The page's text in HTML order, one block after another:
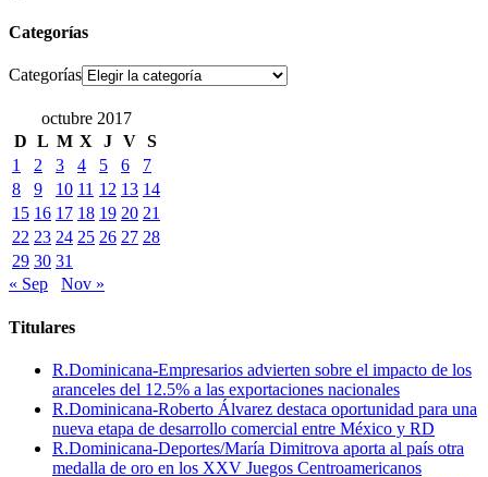
Categorías
Categorías
octubre 2017
D L M X J V S
1
2 3 4 5 6
7
8
9 10 11 12 13 14
15 16 17 18 19 20 21
22 23 24 25 26 27 28
29 30 31
« Sep
Nov »
Titulares
R.Dominicana-Empresarios advierten sobre el impacto de los
aranceles del 12.5% a las exportaciones nacionales
R.Dominicana-Roberto Álvarez destaca oportunidad para una
nueva etapa de desarrollo comercial entre México y RD
R.Dominicana-Deportes/María Dimitrova aporta al país otra
medalla de oro en los XXV Juegos Centroamericanos